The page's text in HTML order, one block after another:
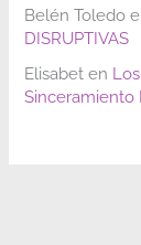
Belén Toledo
DISRUPTIVAS
Elisabet en
Sinceramiento